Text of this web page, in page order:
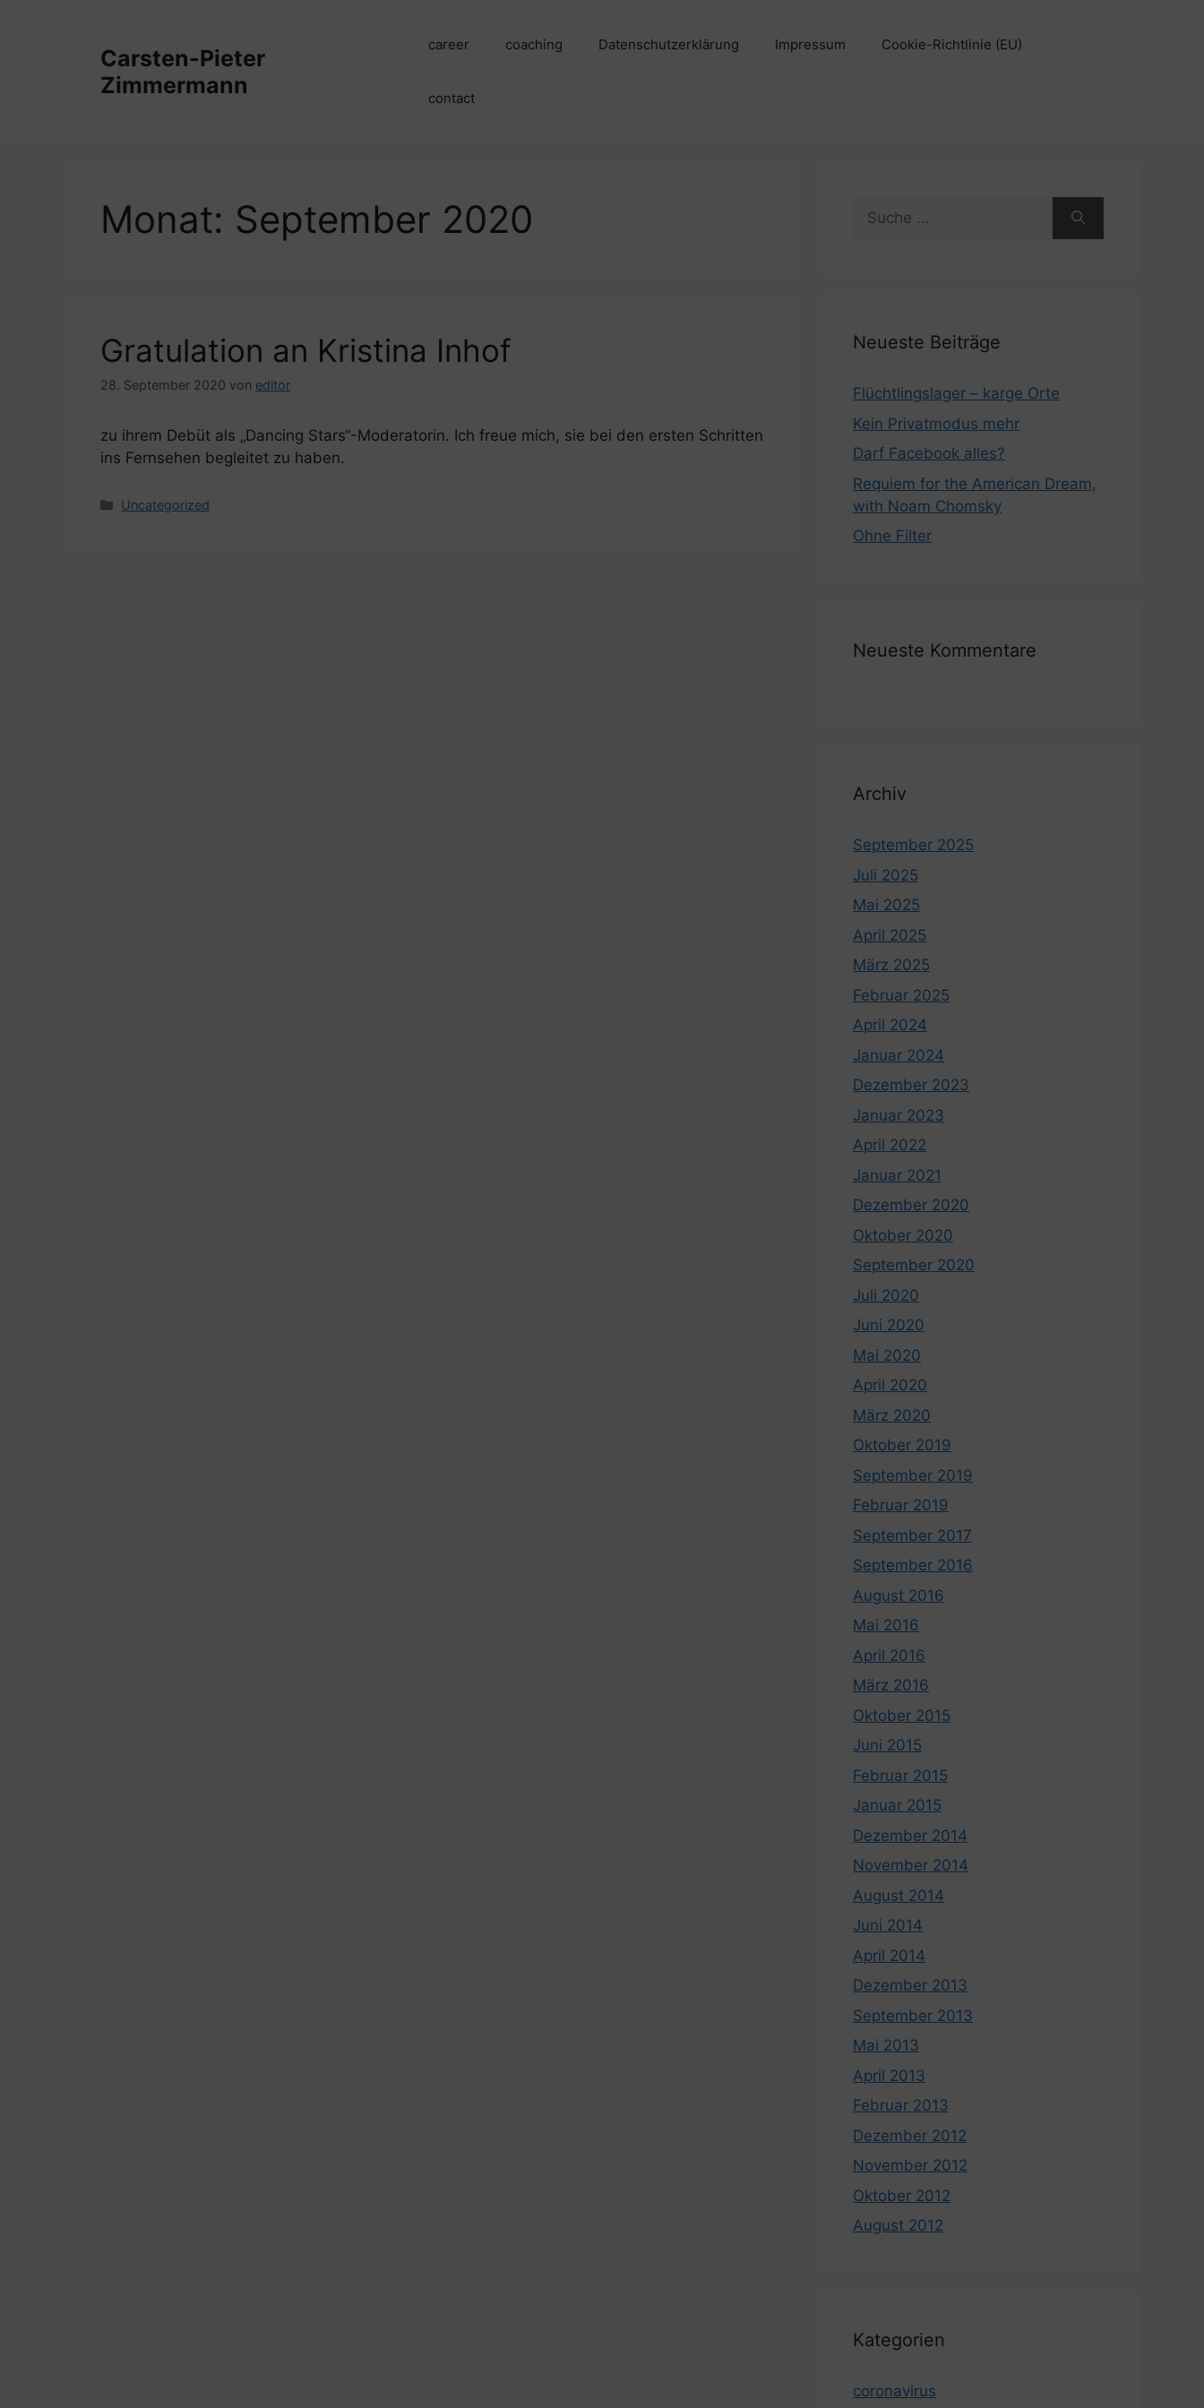
Carsten-Pieter
Zimmermann
career coaching Datenschutzerklärung Impressum Cookie-Richtlinie (EU)
contact
Monat: September 2020
Gratulation an Kristina Inhof
28. September 2020 von editor
zu ihrem Debüt als „Dancing Stars“-Moderatorin. Ich freue mich, sie bei den ersten Schritten
ins Fernsehen begleitet zu haben.
Kategorien
Uncategorized
Neueste Beiträge
Flüchtlingslager – karge Orte
Kein Privatmodus mehr
Darf Facebook alles?
Requiem for the American Dream,
with Noam Chomsky
Ohne Filter
Neueste Kommentare
Archiv
September 2025
Juli 2025
Mai 2025
April 2025
März 2025
Februar 2025
April 2024
Januar 2024
Dezember 2023
Januar 2023
April 2022
Januar 2021
Dezember 2020
Oktober 2020
September 2020
Juli 2020
Juni 2020
Mai 2020
April 2020
März 2020
Oktober 2019
September 2019
Februar 2019
September 2017
September 2016
August 2016
Mai 2016
April 2016
März 2016
Oktober 2015
Juni 2015
Februar 2015
Januar 2015
Dezember 2014
November 2014
August 2014
Juni 2014
April 2014
Dezember 2013
September 2013
Mai 2013
April 2013
Februar 2013
Dezember 2012
November 2012
Oktober 2012
August 2012
Kategorien
coronavirus